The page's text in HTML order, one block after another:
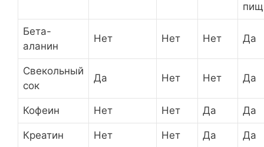
Бета-
аланин
Нет Нет Нет Да
Свекольный
сок
Да Нет Нет Да
Кофеин Нет Нет Да Да
Креатин Нет Нет Да Да